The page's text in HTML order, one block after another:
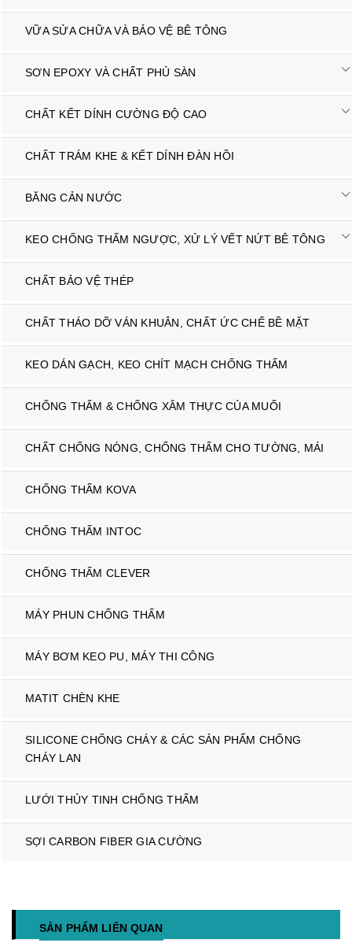
VỮA SỬA CHỮA VÀ BẢO VỆ BÊ TÔNG
SƠN EPOXY VÀ CHẤT PHỦ SÀN
CHẤT KẾT DÍNH CƯỜNG ĐỘ CAO
CHẤT TRÁM KHE & KẾT DÍNH ĐÀN HỒI
BĂNG CẢN NƯỚC
KEO CHỐNG THẤM NGƯỢC, XỬ LÝ VẾT NỨT BÊ TÔNG
CHẤT BẢO VỆ THÉP
CHẤT THÁO DỠ VÁN KHUÂN, CHẤT ỨC CHẾ BỀ MẶT
KEO DÁN GẠCH, KEO CHÍT MẠCH CHỐNG THẤM
CHỐNG THẤM & CHỐNG XÂM THỰC CỦA MUỐI
CHẤT CHỐNG NÓNG, CHỐNG THẤM CHO TƯỜNG, MÁI
CHỐNG THẤM KOVA
CHỐNG THẤM INTOC
CHỐNG THẤM CLEVER
MÁY PHUN CHỐNG THẤM
MÁY BƠM KEO PU, MÁY THI CÔNG
MATIT CHÈN KHE
SILICONE CHỐNG CHÁY & CÁC SẢN PHẨM CHỐNG
CHÁY LAN
LƯỚI THỦY TINH CHỐNG THẤM
SỢI CARBON FIBER GIA CƯỜNG
SẢN PHẨM LIÊN QUAN